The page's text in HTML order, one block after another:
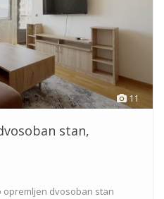
11
stan,
opremljen dvosoban stan